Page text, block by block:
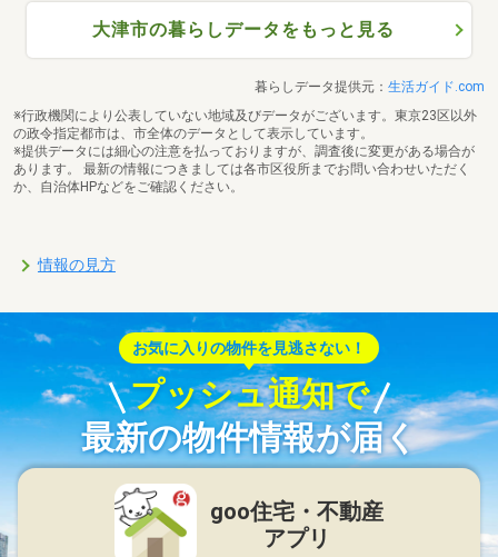
大津市の暮らしデータをもっと見る
暮らしデータ提供元： 生活ガイド.com
※行政機関により公表していない地域及びデータがございます。東京23区以外
の政令指定都市は、市全体のデータとして表示しています。
※提供データには細心の注意を払っておりますが、調査後に変更がある場合が
あります。 最新の情報につきましては各市区役所までお問い合わせいただく
か、自治体HPなどをご確認ください。
情報の見方
お気に入りの物件を見逃さない！
プッシュ通知で
最新の物件情報が届く
goo住宅・不動産
アプリ